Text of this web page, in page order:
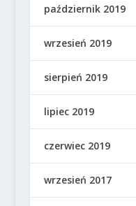
październik 2019
wrzesień 2019
sierpień 2019
lipiec 2019
czerwiec 2019
wrzesień 2017